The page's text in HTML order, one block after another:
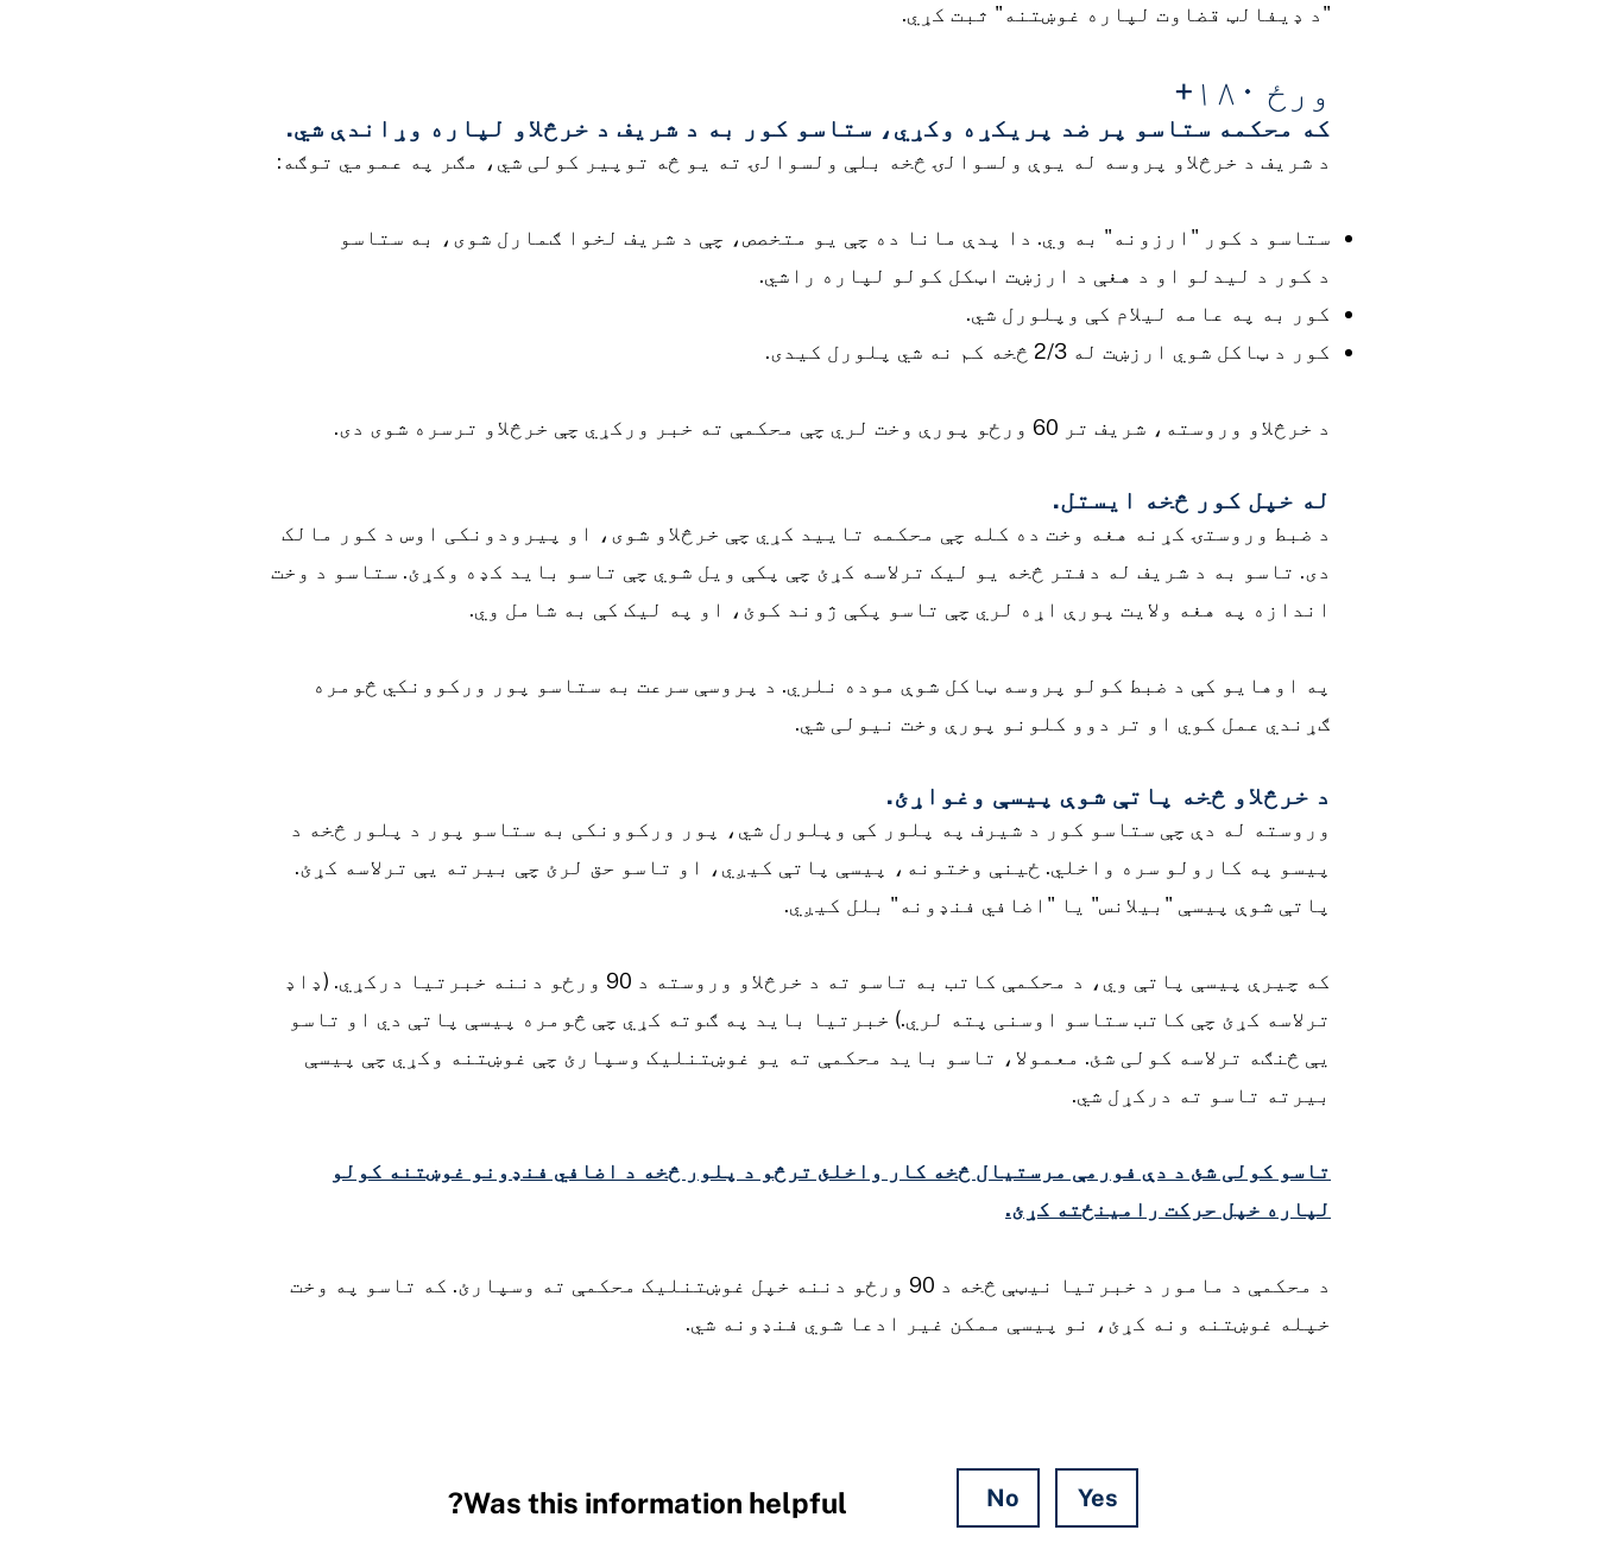
"د ډیفالټ قضاوت لپاره غوښتنه" ثبت کړي.
ورځ ۱۸۰+
که محکمه ستاسو پر ضد پریکړه وکړي، ستاسو کور به د شریف د خرڅلاو لپاره وړاندې شي.
د شریف د خرڅلاو پروسه له یوې ولسوالۍ څخه بلې ولسوالۍ ته یو څه توپیر کولی شي، مګر په عمومي توګه:
ستاسو د کور "ارزونه" به وي. دا پدې مانا ده چې یو متخصص، چې د شریف لخوا ګمارل شوی، به ستاسو
د کور د لیدلو او د هغې د ارزښت اټکل کولو لپاره راشي.
کور به په عامه لیلام کې وپلورل شي.
کور د ټاکل شوي ارزښت له 2/3 څخه کم نه شي پلورل کیدی.
د خرڅلاو وروسته، شریف تر 60 ورځو پورې وخت لري چې محکمې ته خبر ورکړي چې خرڅلاو ترسره شوی دی.
له خپل کور څخه ایستل.
د ضبط وروستۍ کړنه هغه وخت ده کله چې محکمه تایید کړي چې خرڅلاو شوی، او پیرودونکی اوس د کور مالک
دی. تاسو به د شریف له دفتر څخه یو لیک ترلاسه کړئ چې پکې ویل شوي چې تاسو باید کډه وکړئ. ستاسو د وخت
اندازه په هغه ولایت پورې اړه لري چې تاسو پکې ژوند کوئ، او په لیک کې به شامل وي.
په اوهایو کې د ضبط کولو پروسه ټاکل شوې موده نلري. د پروسې سرعت به ستاسو پور ورکوونکي څومره
ګړندي عمل کوي او تر دوو کلونو پورې وخت نیولی شي.
د خرڅلاو څخه پاتې شوې پیسې وغواړئ.
وروسته له دې چې ستاسو کور د شیرف په پلور کې وپلورل شي، پور ورکوونکی به ستاسو پور د پلور څخه د
پیسو په کارولو سره واخلي. ځینې وختونه، پیسې پاتې کیږي، او تاسو حق لرئ چې بیرته یې ترلاسه کړئ.
پاتې شوې پیسې "بیلانس" یا "اضافي فنډونه" بلل کیږي.
که چیرې پیسې پاتې وي، د محکمې کاتب به تاسو ته د خرڅلاو وروسته د 90 ورځو دننه خبرتیا درکړي. (ډاډ
ترلاسه کړئ چې کاتب ستاسو اوسنی پته لري.) خبرتیا باید په ګوته کړي چې څومره پیسې پاتې دي او تاسو
یې څنګه ترلاسه کولی شئ. معمولا، تاسو باید محکمې ته یو غوښتنلیک وسپارئ چې غوښتنه وکړي چې پیسې
بیرته تاسو ته درکړل شي.
تاسو کولی شئ د دې فورمې مرستیال څخه کار واخلئ ترڅو د پلور څخه د اضافي فنډونو غوښتنه کولو
لپاره خپل حرکت رامینځته کړئ.
د محکمې د مامور د خبرتیا نیټې څخه د 90 ورځو دننه خپل غوښتنلیک محکمې ته وسپارئ. که تاسو په وخت
خپله غوښتنه ونه کړئ، نو پیسې ممکن غیر ادعا شوي فنډونه شي.
Was this information helpful? Yes
No